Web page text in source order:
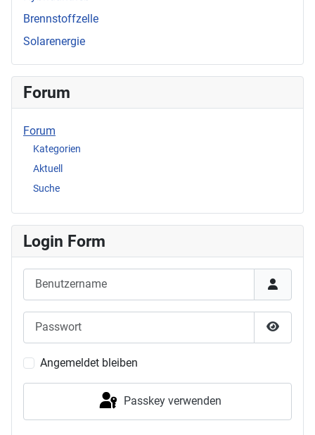
Brennstoffzelle
Solarenergie
Forum
Forum
Kategorien
Aktuell
Suche
Login Form
Passwort
Angemeldet bleiben
Passkey verwenden